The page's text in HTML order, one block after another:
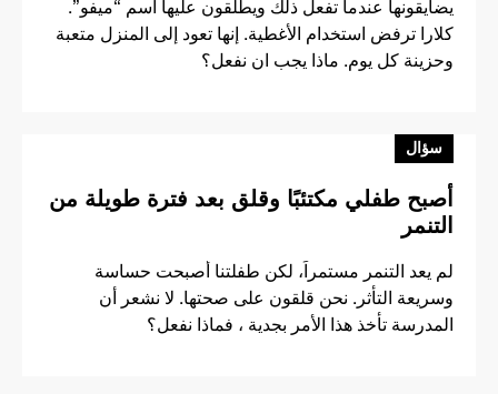
يضايقونها عندما تفعل ذلك ويطلقون عليها اسم “ميفو”.
كلارا ترفض استخدام الأغطية. إنها تعود إلى المنزل متعبة
وحزينة كل يوم. ماذا يجب ان نفعل؟
سؤال
أصبح طفلي مكتئبًا وقلق بعد فترة طويلة من
التنمر
لم يعد التنمر مستمراً، لكن طفلتنا أصبحت حساسة
وسريعة التأثر. نحن قلقون على صحتها. لا نشعر أن
المدرسة تأخذ هذا الأمر بجدية ، فماذا نفعل؟